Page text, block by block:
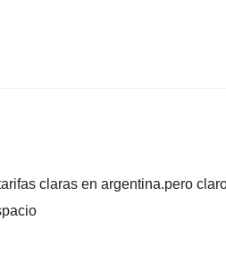
claras en argentina.pero